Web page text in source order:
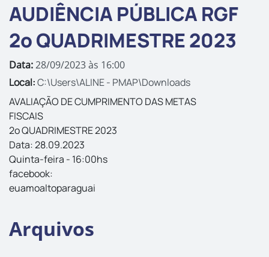
AUDIÊNCIA PÚBLICA RGF
2º QUADRIMESTRE 2023
Data:28/09/2023 às 16:00
Local:C:\Users\ALINE - PMAP\Downloads
AVALIAÇÃO DE CUMPRIMENTO DAS METAS
FISCAIS
2º QUADRIMESTRE 2023
Data: 28.09.2023
Quinta-feira - 16:00hs
facebook:
euamoaltoparaguai
Arquivos